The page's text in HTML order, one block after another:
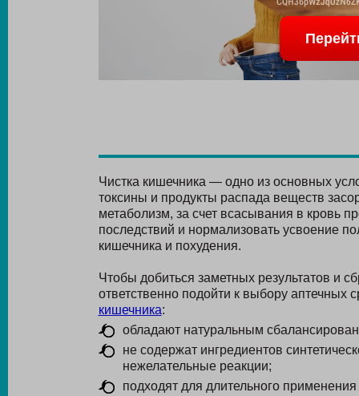
Чистка кишечника — одно из основных
токсины и продукты распада веществ
метаболизм, за счет всасывания в кровь
последствий и нормализовать усвоение
кишечника и похудения.
Чтобы добиться заметных результатов и
ответственно подойти к выбору аптечных
кишечника:
обладают натуральным
не содержат ингредиентов
нежелательные реакции;
подходят для длительного